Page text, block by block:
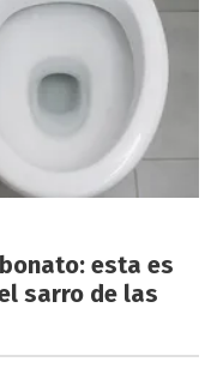
esta es
sarro de las